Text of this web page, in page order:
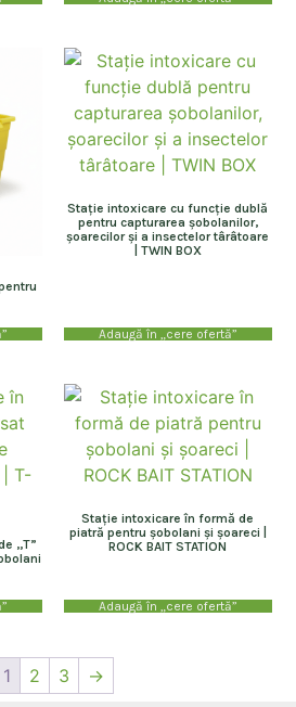
Stație intoxicare cu funcție dublă
pentru capturarea șobolanilor,
șoarecilor și a insectelor târâtoare
| TWIN BOX
Adaugă în „cere ofertă”
„T”
Stație intoxicare în formă de
piatră pentru șobolani și șoareci |
ROCK BAIT STATION
Adaugă în „cere ofertă”
1 2 3 →